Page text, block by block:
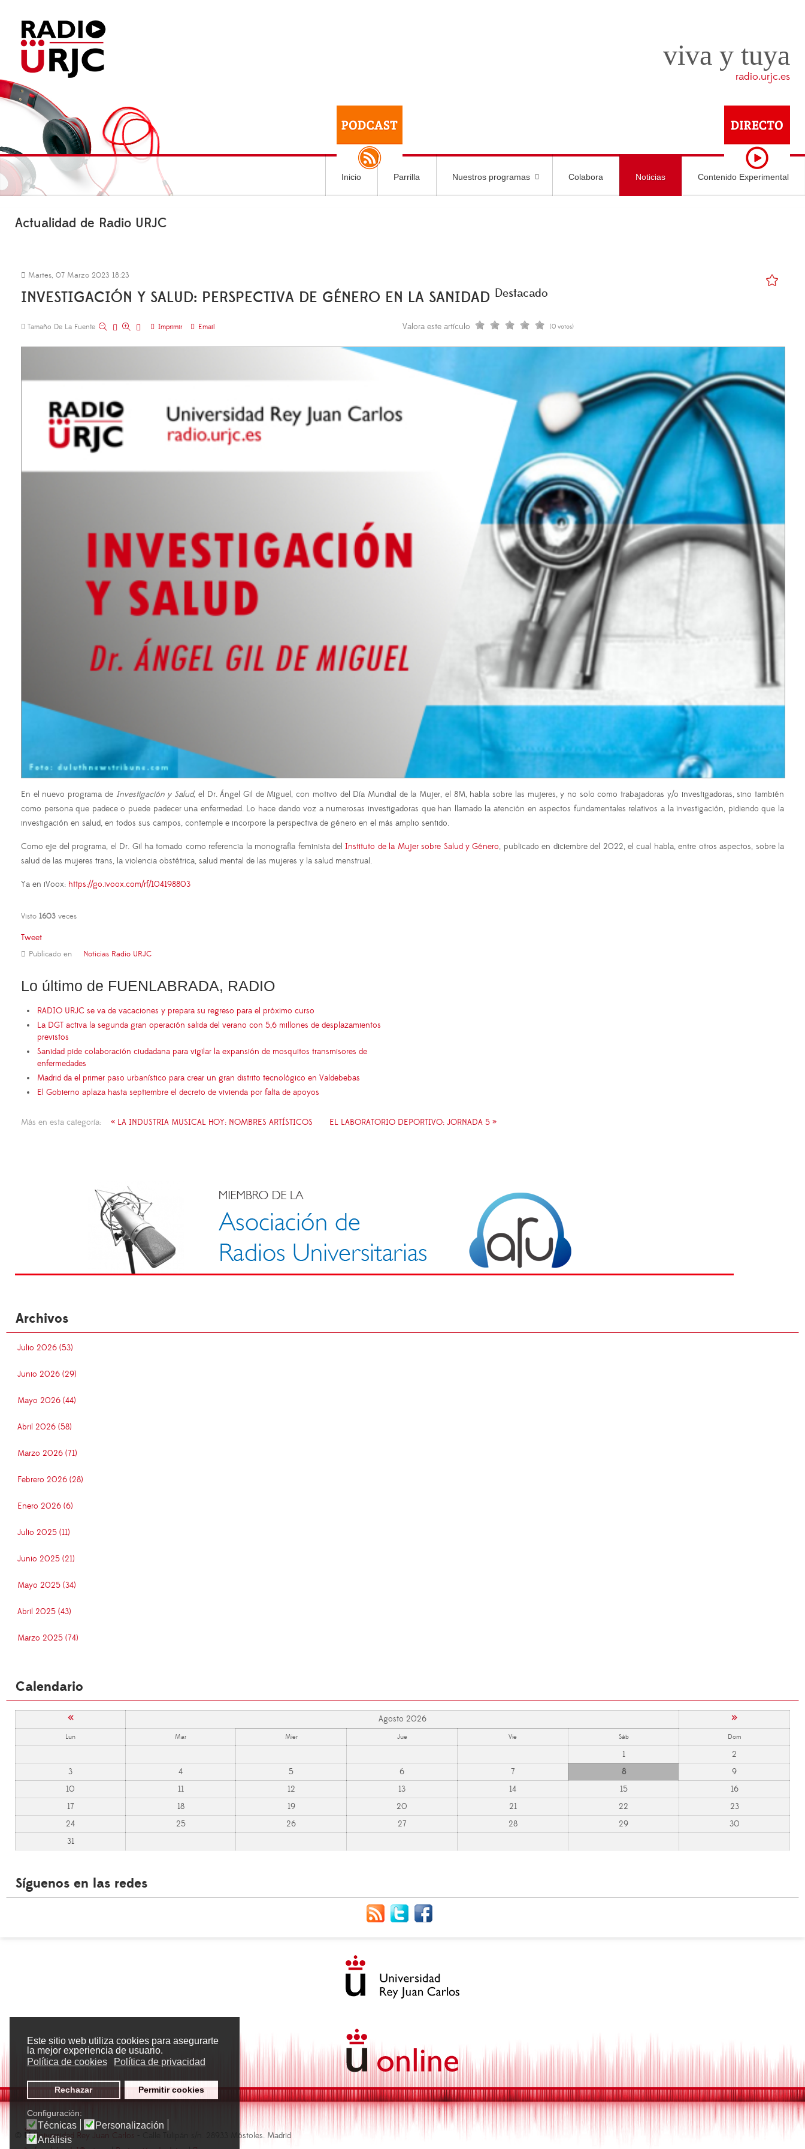
Este sitio web utiliza cookies para asegurarte
la mejor experiencia de usuario.
Política de cookies
Política de privacidad
Rechazar Permitir cookies
Configuración:
Técnicas
Personalización
Análisis
viva y tuya
radio.urjc.es
Inicio Parrilla Nuestros programas Colabora Noticias Contenido Experimental
Actualidad de Radio URJC
Martes, 07 Marzo 2023 18:23
INVESTIGACIÓN Y SALUD: PERSPECTIVA DE GÉNERO EN LA SANIDAD Destacado
Tamaño De La Fuente Imprimir Email Valora este artículo (0 votos)
En el nuevo programa de Investigación y Salud, el Dr. Ángel Gil de Miguel, con motivo del Día Mundial de la Mujer, el 8M, habla sobre las mujeres, y no solo como trabajadoras y/o investigadoras, sino también
como persona que padece o puede padecer una enfermedad. Lo hace dando voz a numerosas investigadoras que han llamado la atención en aspectos fundamentales relativos a la investigación, pidiendo que la
investigación en salud, en todos sus campos, contemple e incorpore la perspectiva de género en el más amplio sentido.
Como eje del programa, el Dr. Gil ha tomado como referencia la monografía feminista delInstituto de la Mujer sobre Salud y Género, publicado en diciembre del 2022, el cual habla, entre otros aspectos, sobre la
salud de las mujeres trans, la violencia obstétrica, salud mental de las mujeres y la salud menstrual.
Ya en iVoox: https://go.ivoox.com/rf/104198803
Visto 1603 veces
Tweet
Publicado en Noticias Radio URJC
Lo último de FUENLABRADA, RADIO
RADIO URJC se va de vacaciones y prepara su regreso para el próximo curso
La DGT activa la segunda gran operación salida del verano con 5,6 millones de desplazamientos
previstos
Sanidad pide colaboración ciudadana para vigilar la expansión de mosquitos transmisores de
enfermedades
Madrid da el primer paso urbanístico para crear un gran distrito tecnológico en Valdebebas
El Gobierno aplaza hasta septiembre el decreto de vivienda por falta de apoyos
Más en esta categoría: « LA INDUSTRIA MUSICAL HOY: NOMBRES ARTÍSTICOS EL LABORATORIO DEPORTIVO: JORNADA 5 »
Archivos
Julio 2026 (53)
Junio 2026 (29)
Mayo 2026 (44)
Abril 2026 (58)
Marzo 2026 (71)
Febrero 2026 (28)
Enero 2026 (6)
Julio 2025 (11)
Junio 2025 (21)
Mayo 2025 (34)
Abril 2025 (43)
Marzo 2025 (74)
Calendario
« Agosto 2026 »
Lun Mar Mier Jue Vie Sáb Dom
1
2
3
4 5 6 7 8
9
10
11 12 13 14 15
16
17
18 19 20 21 22
23
24
25 26 27 28 29
30
31
Síguenos en las redes
Universidad Rey Juan Carlos
- Calle Tulipán s/n. 28933 Móstoles. Madrid